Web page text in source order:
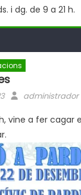
i dg. de 9 a 21 h.
Author
administrador
vine a fer cagar